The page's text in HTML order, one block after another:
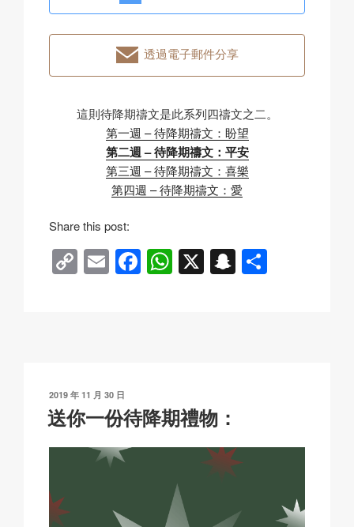
透過電子郵件分享
這則待降期禱文是此系列四禱文之二。
第一週 – 待降期禱文：盼望
第二週 – 待降期禱文：平安
第三週 – 待降期禱文：喜樂
第四週 – 待降期禱文：愛
Share this post:
C
n
k
E F
o
k
W
p
X S
發
表
於
2019 年 11 月 30 日
送你一份待降期禮物：